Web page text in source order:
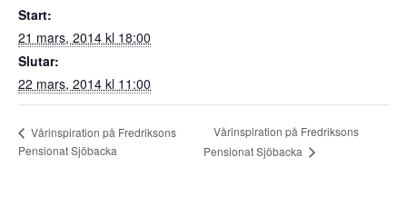
Start:
21 mars, 2014 kl 18:00
Slutar:
22 mars, 2014 kl 11:00
Vårinspiration på Fredriksons
Pensionat Sjöbacka
Vårinspiration på Fredriksons
Pensionat Sjöbacka